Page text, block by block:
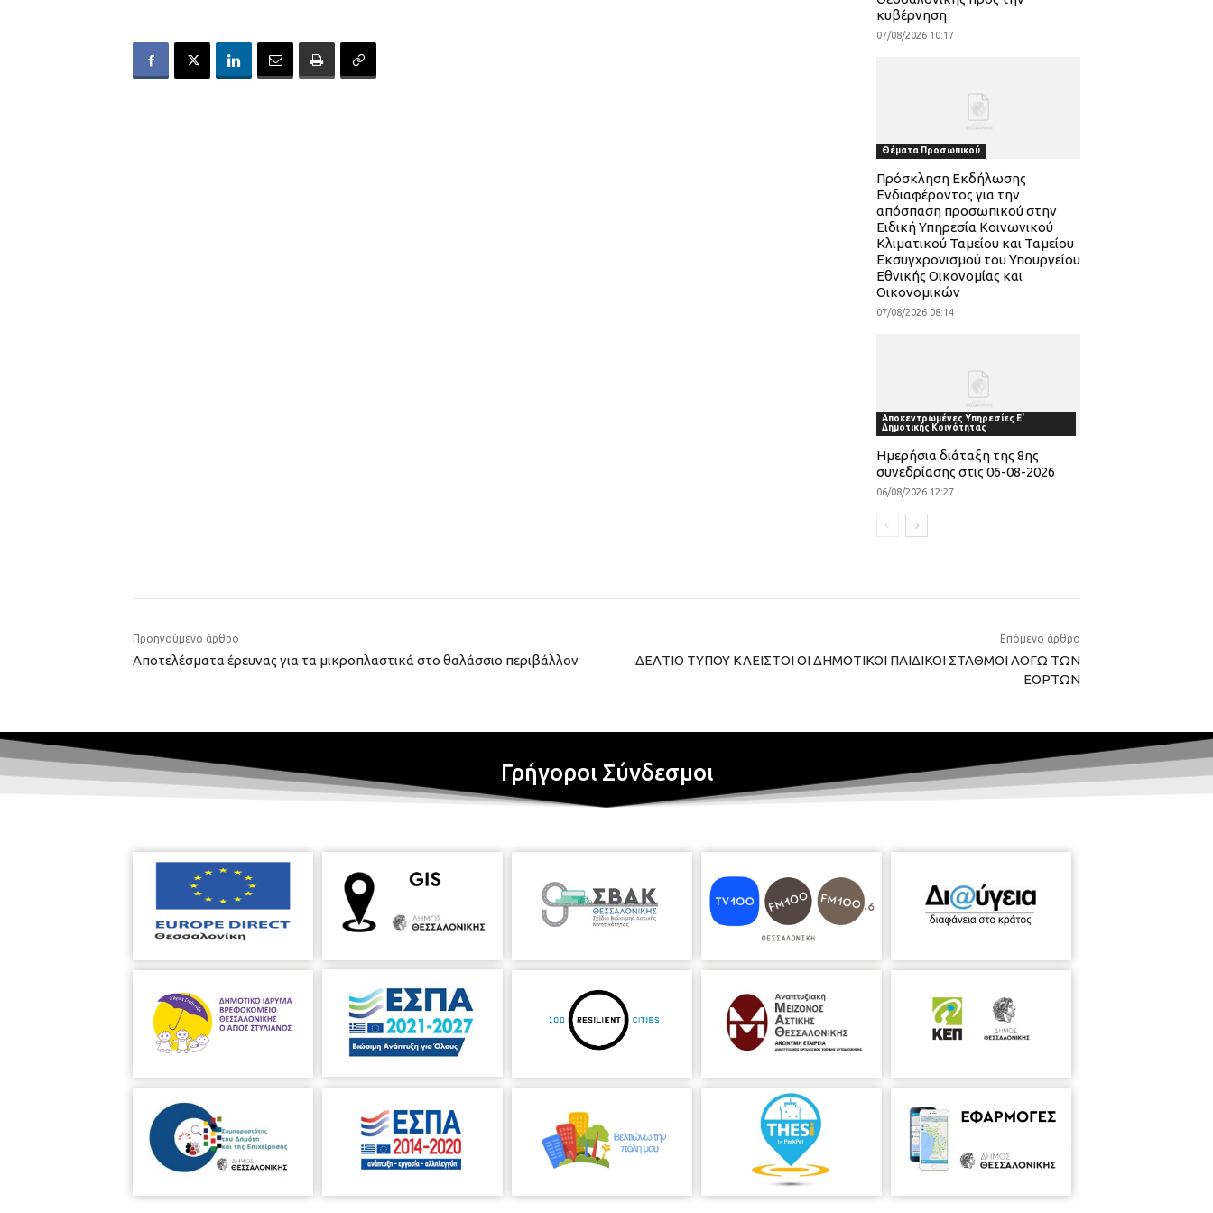
κυβέρνηση
07/08/2026 10:17
Θέματα Προσωπικού
Πρόσκληση Εκδήλωσης
Ενδιαφέροντος για την
απόσπαση προσωπικού στην
Ειδική Υπηρεσία Κοινωνικού
Κλιματικού Ταμείου και Ταμείου
Εκσυγχρονισμού του Υπουργείου
Εθνικής Οικονομίας και
Οικονομικών
07/08/2026 08:14
Αποκεντρωμένες Υπηρεσίες Ε'
Δημοτικής Κοινότητας
Ημερήσια διάταξη της 8ης
συνεδρίασης στις 06-08-2026
06/08/2026 12:27
Προηγούμενο άρθρο
Αποτελέσματα έρευνας για τα μικροπλαστικά στο θαλάσσιο περιβάλλον
Επόμενο άρθρο
ΔΕΛΤΙΟ ΤΥΠΟΥ ΚΛΕΙΣΤΟΙ ΟΙ ΔΗΜΟΤΙΚΟΙ ΠΑΙΔΙΚΟΙ ΣΤΑΘΜΟΙ ΛΟΓΩ ΤΩΝ
ΕΟΡΤΩΝ
Γρήγοροι Σύνδεσμοι